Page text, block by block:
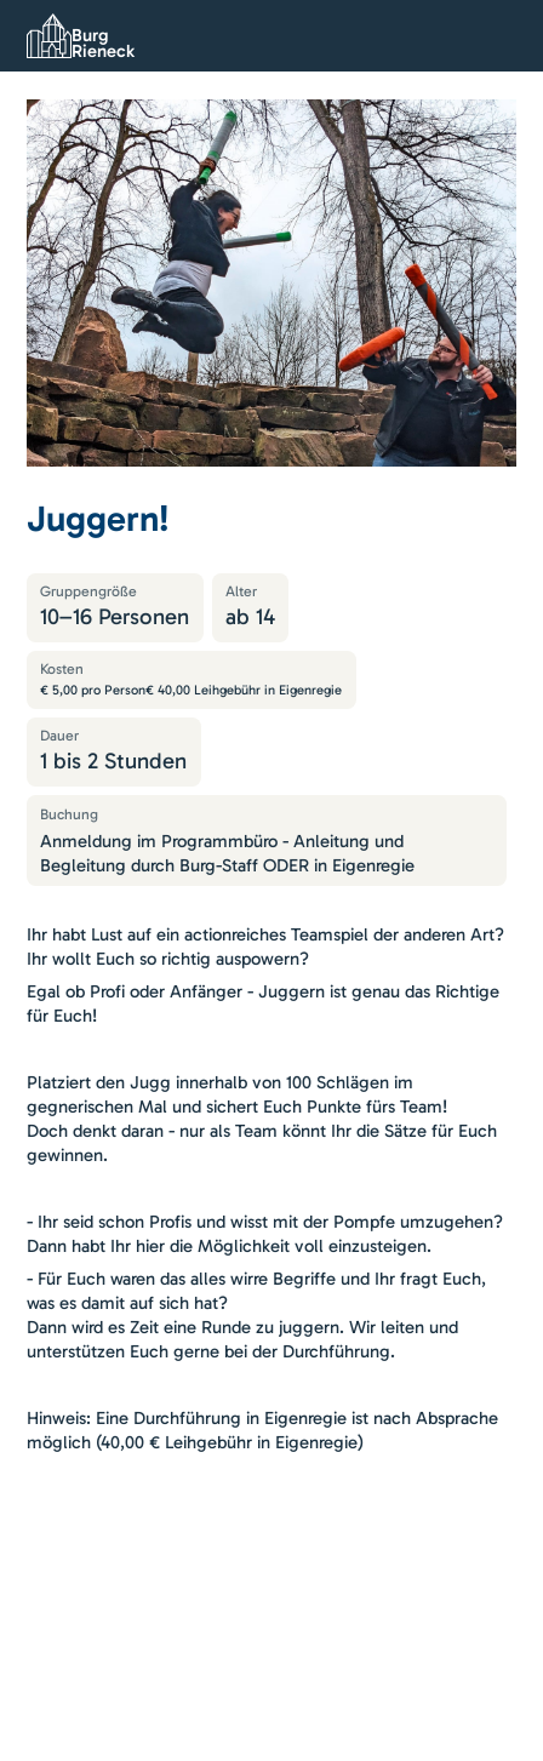
Burg
Rieneck
Juggern!
Gruppengröße
10–16 Personen
Alter
ab14
Kosten
€ 5,00 pro Person€ 40,00 Leihgebühr in Eigenregie
Dauer
1 bis 2 Stunden
Buchung
Anmeldung im Programmbüro - Anleitung und
Begleitung durch Burg-Staff ODER in Eigenregie
Ihr habt Lust auf ein actionreiches Teamspiel der anderen Art?
Ihr wollt Euch so richtig auspowern?
Egal ob Profi oder Anfänger - Juggern ist genau das Richtige
für Euch!
Platziert den Jugg innerhalb von 100 Schlägen im
gegnerischen Mal und sichert Euch Punkte fürs Team!
Doch denkt daran - nur als Team könnt Ihr die Sätze für Euch
gewinnen.
- Ihr seid schon Profis und wisst mit der Pompfe umzugehen?
Dann habt Ihr hier die Möglichkeit voll einzusteigen.
- Für Euch waren das alles wirre Begriffe und Ihr fragt Euch,
was es damit auf sich hat?
Dann wird es Zeit eine Runde zu juggern. Wir leiten und
unterstützen Euch gerne bei der Durchführung.
Hinweis: Eine Durchführung in Eigenregie ist nach Absprache
möglich (40,00 € Leihgebühr in Eigenregie)